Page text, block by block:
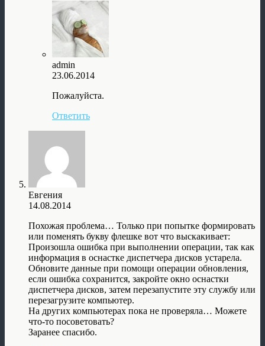
admin
23.06.2014
Пожалуйста.
Ответить
Евгения
14.08.2014
Похожая проблема… Только при попытке формировать
или поменять букву флешке вот что выскакивает:
Произошла ошибка при выполнении операции, так как
информация в оснастке диспетчера дисков устарела.
Обновите данные при помощи операции обновления,
если ошибка сохранится, закройте окно оснастки
диспетчера дисков, затем перезапустите эту службу или
перезагрузите компьютер.
На других компьютерах пока не проверяла… Можете
что-то посоветовать?
Заранее спасибо.